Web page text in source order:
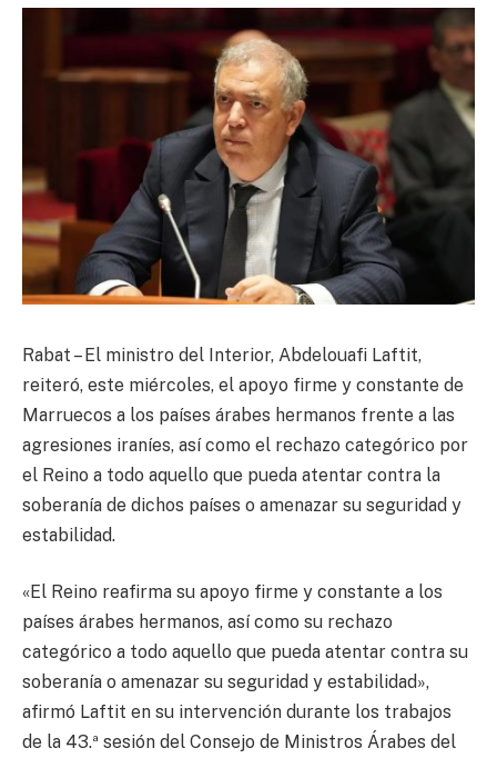
Rabat – El ministro del Interior, Abdelouafi Laftit,
reiteró, este miércoles, el apoyo firme y constante de
Marruecos a los países árabes hermanos frente a las
agresiones iraníes, así como el rechazo categórico por
el Reino a todo aquello que pueda atentar contra la
soberanía de dichos países o amenazar su seguridad y
estabilidad.
«El Reino reafirma su apoyo firme y constante a los
países árabes hermanos, así como su rechazo
categórico a todo aquello que pueda atentar contra su
soberanía o amenazar su seguridad y estabilidad»,
afirmó Laftit en su intervención durante los trabajos
de la 43.ª sesión del Consejo de Ministros Árabes del